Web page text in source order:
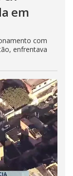
em
com
enfrentava